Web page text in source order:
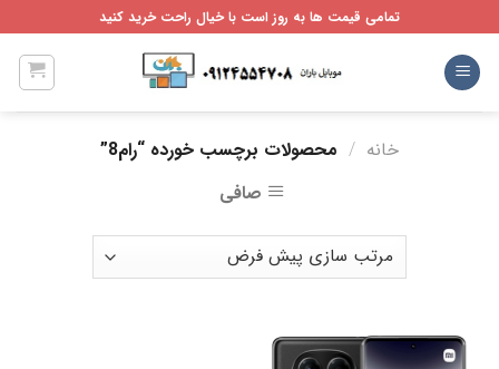
to
content
تمامی قیمت ها به روز است با خیال راحت خرید کنید
خانه / محصولات برچسب خورده “رام8”
صافی